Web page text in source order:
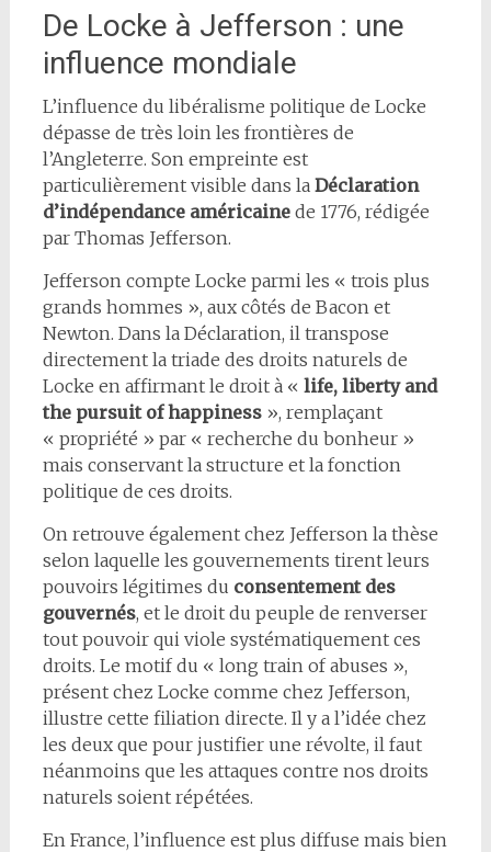
De Locke à Jefferson : une
influence mondiale
L’influence du libéralisme politique de Locke
dépasse de très loin les frontières de
l’Angleterre. Son empreinte est
particulièrement visible dans la Déclaration
d’indépendance américainede 1776, rédigée
par Thomas Jefferson.
Jefferson compte Locke parmi les « trois plus
grands hommes », aux côtés de Bacon et
Newton. Dans la Déclaration, il transpose
directement la triade des droits naturels de
Locke en affirmant le droit à « life, liberty and
the pursuit of happiness», remplaçant
« propriété » par « recherche du bonheur »
mais conservant la structure et la fonction
politique de ces droits.
On retrouve également chez Jefferson la thèse
selon laquelle les gouvernements tirent leurs
pouvoirs légitimes du consentement des
gouvernés, et le droit du peuple de renverser
tout pouvoir qui viole systématiquement ces
droits. Le motif du « long train of abuses »,
présent chez Locke comme chez Jefferson,
illustre cette filiation directe. Il y a l’idée chez
les deux que pour justifier une révolte, il faut
néanmoins que les attaques contre nos droits
naturels soient répétées.
En France, l’influence est plus diffuse mais bien